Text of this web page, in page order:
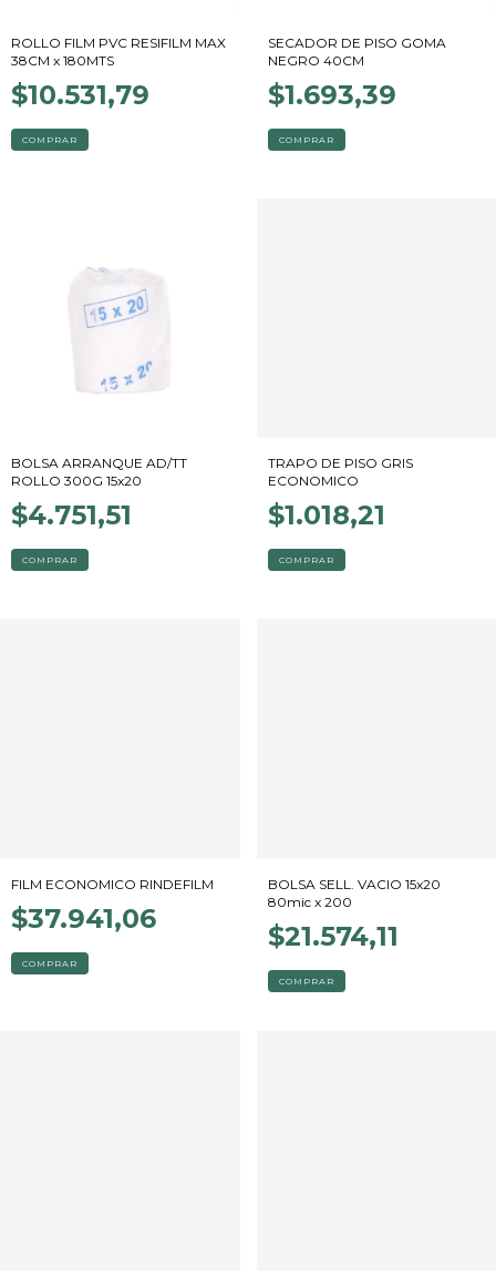
ROLLO FILM PVC RESIFILM MAX
38CM x 180MTS
$10.531,79
SECADOR DE PISO GOMA
NEGRO 40CM
$1.693,39
BOLSA ARRANQUE AD/TT
ROLLO 300G 15x20
$4.751,51
TRAPO DE PISO GRIS
ECONOMICO
$1.018,21
FILM ECONOMICO RINDEFILM
$37.941,06
COMPRAR
BOLSA SELL. VACIO 15x20
80mic x 200
$21.574,11
COMPRAR